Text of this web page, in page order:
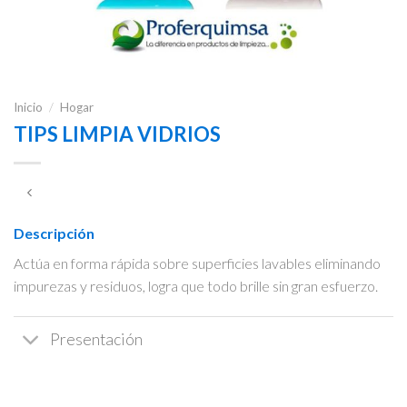
Inicio / Hogar
TIPS LIMPIA VIDRIOS
Descripción
Actúa en forma rápida sobre superficies lavables eliminando
impurezas y residuos, logra que todo brille sin gran esfuerzo.
Presentación